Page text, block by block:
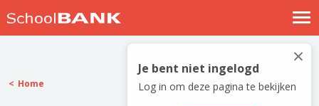
Nostalgische verhalen
Log in
Meld je gratis aan
×
Je bent niet ingelogd
Log in om deze pagina te bekijken
Home